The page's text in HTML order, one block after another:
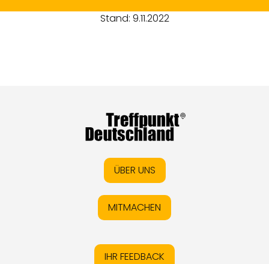
Stand: 9.11.2022
ÜBER UNS
MITMACHEN
IHR FEEDBACK